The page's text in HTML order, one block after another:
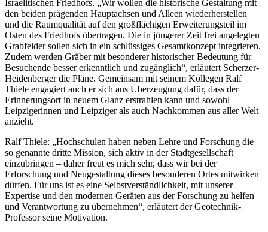
Israelitischen Friedhofs. „Wir wollen die historische Gestaltung mit
den beiden prägenden Hauptachsen und Alleen wiederherstellen
und die Raumqualität auf den großflächigen Erweiterungsteil im
Osten des Friedhofs übertragen. Die in jüngerer Zeit frei angelegten
Grabfelder sollen sich in ein schlüssiges Gesamtkonzept integrieren.
Zudem werden Gräber mit besonderer historischer Bedeutung für
Besuchende besser erkenntlich und zugänglich“, erläutert Scherzer-
Heidenberger die Pläne. Gemeinsam mit seinem Kollegen Ralf
Thiele engagiert auch er sich aus Überzeugung dafür, dass der
Erinnerungsort in neuem Glanz erstrahlen kann und sowohl
Leipzigerinnen und Leipziger als auch Nachkommen aus aller Welt
anzieht.
Ralf Thiele: „Hochschulen haben neben Lehre und Forschung die
so genannte dritte Mission, sich aktiv in der Stadtgesellschaft
einzubringen – daher freut es mich sehr, dass wir bei der
Erforschung und Neugestaltung dieses besonderen Ortes mitwirken
dürfen. Für uns ist es eine Selbstverständlichkeit, mit unserer
Expertise und den modernen Geräten aus der Forschung zu helfen
und Verantwortung zu übernehmen“, erläutert der Geotechnik-
Professor seine Motivation.